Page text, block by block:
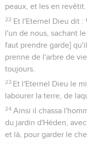
peaux, et les en revêtit.
22 Et l'Eternel Dieu dit
l'un de nous, sachant
faut prendre garde]
prenne de l'arbre de
toujours.
23 Et l'Eternel Dieu le
labourer la terre, de
24 Ainsi il chassa
du jardin d'Héden,
et là, pour garder le